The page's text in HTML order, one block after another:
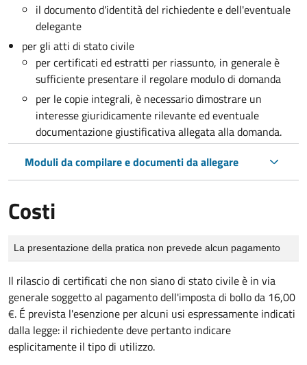
il documento d'identità del richiedente e dell'eventuale
delegante
per gli atti di stato civile
per certificati ed estratti per riassunto, in generale è
sufficiente presentare il regolare modulo di domanda
per le copie integrali, è necessario dimostrare un
interesse giuridicamente rilevante ed eventuale
documentazione giustificativa allegata alla domanda.
Moduli da compilare e documenti da allegare
Costi
La presentazione della pratica non prevede alcun pagamento
Il rilascio di certificati che non siano di stato civile è in via
generale soggetto al pagamento dell'imposta di bollo da 16,00
€. É prevista l'esenzione per alcuni usi espressamente indicati
dalla legge: il richiedente deve pertanto indicare
esplicitamente il tipo di utilizzo.